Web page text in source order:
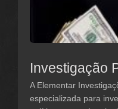
Investigação
A Elementar
especializada para